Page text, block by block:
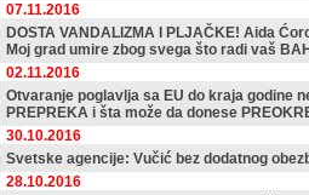
07.11.2016
DOSTA VANDALIZMA I PLJAČKE! Aida
Moj grad umire zbog svega što radi vaš
02.11.2016
Otvaranje poglavlja sa EU do kraja godine
PREPREKA i šta može da donese
30.10.2016
Svetske agencije: Vučić bez dodatnog
28.10.2016